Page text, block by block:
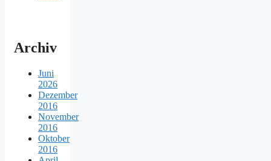
Archiv
Juni
2026
Dezember
2016
November
2016
Oktober
2016